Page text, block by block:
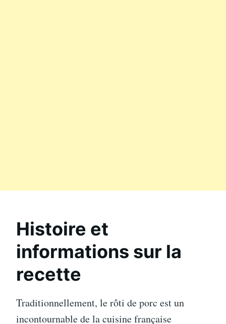
Histoire et
informations sur la
recette
Traditionnellement, le rôti de porc est un
incontournable de la cuisine française